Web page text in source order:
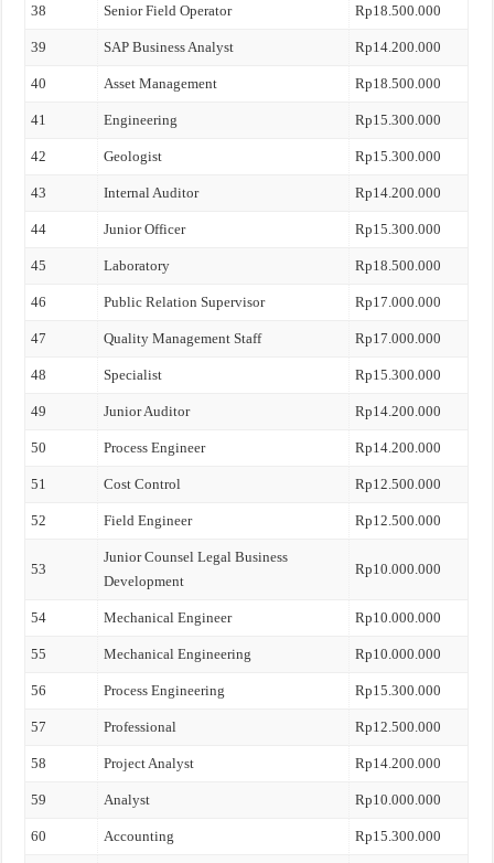
38 Senior Field Operator Rp18.500.000
39 SAP Business Analyst Rp14.200.000
40 Asset Management Rp18.500.000
41 Engineering Rp15.300.000
42 Geologist Rp15.300.000
43 Internal Auditor Rp14.200.000
44 Junior Officer Rp15.300.000
45 Laboratory Rp18.500.000
46 Public Relation Supervisor Rp17.000.000
47 Quality Management Staff Rp17.000.000
48 Specialist Rp15.300.000
49 Junior Auditor Rp14.200.000
50 Process Engineer Rp14.200.000
51 Cost Control Rp12.500.000
52 Field Engineer Rp12.500.000
53
Junior Counsel Legal Business
Development
Rp10.000.000
54 Mechanical Engineer Rp10.000.000
55 Mechanical Engineering Rp10.000.000
56 Process Engineering Rp15.300.000
57 Professional Rp12.500.000
58 Project Analyst Rp14.200.000
59 Analyst Rp10.000.000
60 Accounting Rp15.300.000